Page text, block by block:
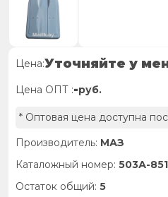
Цена:Уточняйте у
Цена ОПТ :-руб.
* Оптовая цена доступна
Производитель: МАЗ
Каталожный номер: 503А-
Остаток общий: 5